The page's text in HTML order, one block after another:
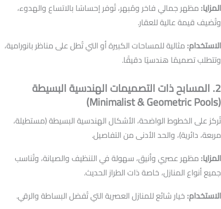
المزايا: مظهر جمالي فاخر ومُبهر، تُوفر إحساسًا بالاتساع والهدوء،
وتُضيف قيمة عالية للعقار.
الاستخدام: مثالية للمساحات الكبيرة أو التي تُطل على مناظر بانورامية،
وتتطلب تصميمًا هندسيًا دقيقًا.
2. المسابح ذات التصميمات الهندسية البسيطة
(Minimalist & Geometric Pools)
تُركز على الخطوط الواضحة، الأشكال الهندسية البسيطة (مستطيلة،
مربعة، دائرية)، والحد الأدنى من التفاصيل.
المزايا: مظهر عصري وأنيق، سهولة في التنظيف والصيانة، وتُناسب
جميع أنواع المنازل، خاصة ذات الطراز الحديث.
الاستخدام: خيار شائع للمنازل العصرية التي تُفضل البساطة والرقي.